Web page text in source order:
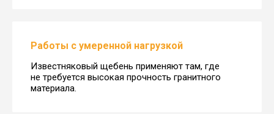
Работы с умеренной нагрузкой
Известняковый щебень применяют там, где
не требуется высокая прочность гранитного
материала.